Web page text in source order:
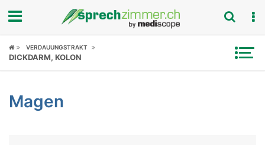
Fokus
Symptome
VERDAUUNGSTRAKT
DICKDARM, KOLON
Magen